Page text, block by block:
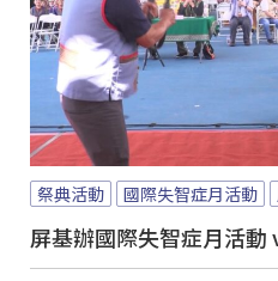
祭典活動 國際失智症月活動
屏基辦國際失智症月活動